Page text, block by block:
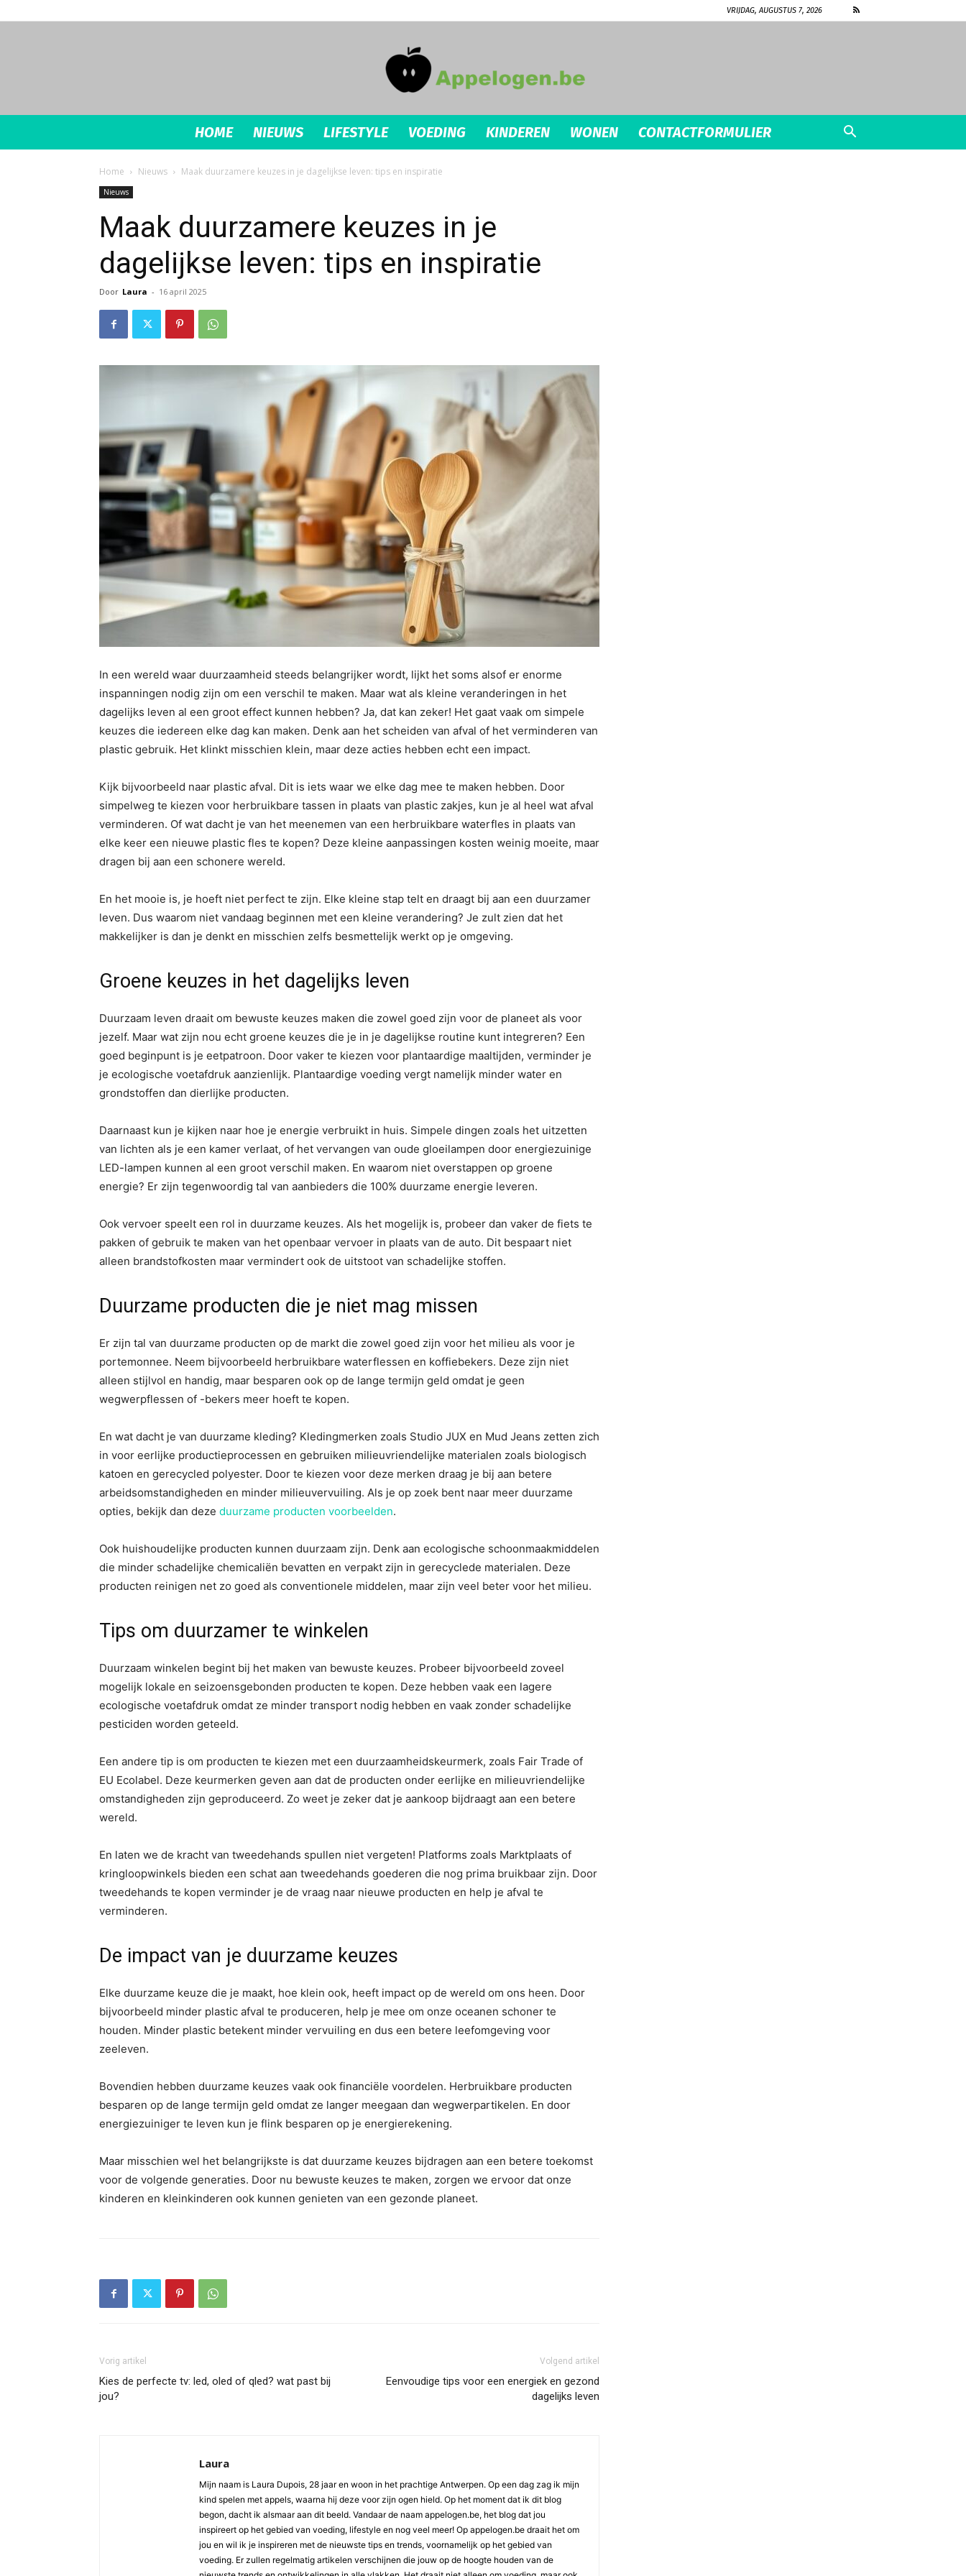
VRIJDAG, AUGUSTUS 7, 2026
appelogen.be
HOME NIEUWS LIFESTYLE VOEDING KINDEREN WONEN CONTACTFORMULIER
Home Nieuws Maak duurzamere keuzes in je dagelijkse leven: tips en inspiratie
Nieuws
Maak duurzamere keuzes in je
dagelijkse leven: tips en inspiratie
Door Laura - 16 april 2025
In een wereld waar duurzaamheid steeds belangrijker wordt, lijkt het soms alsof er enorme
inspanningen nodig zijn om een verschil te maken. Maar wat als kleine veranderingen in het
dagelijks leven al een groot effect kunnen hebben? Ja, dat kan zeker! Het gaat vaak om simpele
keuzes die iedereen elke dag kan maken. Denk aan het scheiden van afval of het verminderen van
plastic gebruik. Het klinkt misschien klein, maar deze acties hebben echt een impact.
Kijk bijvoorbeeld naar plastic afval. Dit is iets waar we elke dag mee te maken hebben. Door
simpelweg te kiezen voor herbruikbare tassen in plaats van plastic zakjes, kun je al heel wat afval
verminderen. Of wat dacht je van het meenemen van een herbruikbare waterfles in plaats van
elke keer een nieuwe plastic fles te kopen? Deze kleine aanpassingen kosten weinig moeite, maar
dragen bij aan een schonere wereld.
En het mooie is, je hoeft niet perfect te zijn. Elke kleine stap telt en draagt bij aan een duurzamer
leven. Dus waarom niet vandaag beginnen met een kleine verandering? Je zult zien dat het
makkelijker is dan je denkt en misschien zelfs besmettelijk werkt op je omgeving.
Groene keuzes in het dagelijks leven
Duurzaam leven draait om bewuste keuzes maken die zowel goed zijn voor de planeet als voor
jezelf. Maar wat zijn nou echt groene keuzes die je in je dagelijkse routine kunt integreren? Een
goed beginpunt is je eetpatroon. Door vaker te kiezen voor plantaardige maaltijden, verminder je
je ecologische voetafdruk aanzienlijk. Plantaardige voeding vergt namelijk minder water en
grondstoffen dan dierlijke producten.
Daarnaast kun je kijken naar hoe je energie verbruikt in huis. Simpele dingen zoals het uitzetten
van lichten als je een kamer verlaat, of het vervangen van oude gloeilampen door energiezuinige
LED-lampen kunnen al een groot verschil maken. En waarom niet overstappen op groene
energie? Er zijn tegenwoordig tal van aanbieders die 100% duurzame energie leveren.
Ook vervoer speelt een rol in duurzame keuzes. Als het mogelijk is, probeer dan vaker de fiets te
pakken of gebruik te maken van het openbaar vervoer in plaats van de auto. Dit bespaart niet
alleen brandstofkosten maar vermindert ook de uitstoot van schadelijke stoffen.
Duurzame producten die je niet mag missen
Er zijn tal van duurzame producten op de markt die zowel goed zijn voor het milieu als voor je
portemonnee. Neem bijvoorbeeld herbruikbare waterflessen en koffiebekers. Deze zijn niet
alleen stijlvol en handig, maar besparen ook op de lange termijn geld omdat je geen
wegwerpflessen of -bekers meer hoeft te kopen.
En wat dacht je van duurzame kleding? Kledingmerken zoals Studio JUX en Mud Jeans zetten zich
in voor eerlijke productieprocessen en gebruiken milieuvriendelijke materialen zoals biologisch
katoen en gerecycled polyester. Door te kiezen voor deze merken draag je bij aan betere
arbeidsomstandigheden en minder milieuvervuiling. Als je op zoek bent naar meer duurzame
opties, bekijk dan deze duurzame producten voorbeelden.
Ook huishoudelijke producten kunnen duurzaam zijn. Denk aan ecologische schoonmaakmiddelen
die minder schadelijke chemicaliën bevatten en verpakt zijn in gerecyclede materialen. Deze
producten reinigen net zo goed als conventionele middelen, maar zijn veel beter voor het milieu.
Tips om duurzamer te winkelen
Duurzaam winkelen begint bij het maken van bewuste keuzes. Probeer bijvoorbeeld zoveel
mogelijk lokale en seizoensgebonden producten te kopen. Deze hebben vaak een lagere
ecologische voetafdruk omdat ze minder transport nodig hebben en vaak zonder schadelijke
pesticiden worden geteeld.
Een andere tip is om producten te kiezen met een duurzaamheidskeurmerk, zoals Fair Trade of
EU Ecolabel. Deze keurmerken geven aan dat de producten onder eerlijke en milieuvriendelijke
omstandigheden zijn geproduceerd. Zo weet je zeker dat je aankoop bijdraagt aan een betere
wereld.
En laten we de kracht van tweedehands spullen niet vergeten! Platforms zoals Marktplaats of
kringloopwinkels bieden een schat aan tweedehands goederen die nog prima bruikbaar zijn. Door
tweedehands te kopen verminder je de vraag naar nieuwe producten en help je afval te
verminderen.
De impact van je duurzame keuzes
Elke duurzame keuze die je maakt, hoe klein ook, heeft impact op de wereld om ons heen. Door
bijvoorbeeld minder plastic afval te produceren, help je mee om onze oceanen schoner te
houden. Minder plastic betekent minder vervuiling en dus een betere leefomgeving voor
zeeleven.
Bovendien hebben duurzame keuzes vaak ook financiële voordelen. Herbruikbare producten
besparen op de lange termijn geld omdat ze langer meegaan dan wegwerpartikelen. En door
energiezuiniger te leven kun je flink besparen op je energierekening.
Maar misschien wel het belangrijkste is dat duurzame keuzes bijdragen aan een betere toekomst
voor de volgende generaties. Door nu bewuste keuzes te maken, zorgen we ervoor dat onze
kinderen en kleinkinderen ook kunnen genieten van een gezonde planeet.
Vorig artikel
Kies de perfecte tv: led, oled of qled? wat past bij
jou?
Volgend artikel
Eenvoudige tips voor een energiek en gezond
dagelijks leven
Laura
Mijn naam is Laura Dupois, 28 jaar en woon in het prachtige Antwerpen. Op een dag zag ik mijn
kind spelen met appels, waarna hij deze voor zijn ogen hield. Op het moment dat ik dit blog
begon, dacht ik alsmaar aan dit beeld. Vandaar de naam appelogen.be, het blog dat jou
inspireert op het gebied van voeding, lifestyle en nog veel meer! Op appelogen.be draait het om
jou en wil ik je inspireren met de nieuwste tips en trends, voornamelijk op het gebied van
voeding. Er zullen regelmatig artikelen verschijnen die jouw op de hoogte houden van de